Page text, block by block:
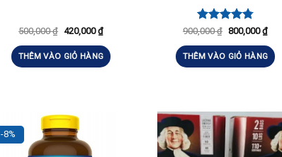
500,000₫ 420,000₫
THÊM VÀO GIỎ HÀNG
Được xếp
5 sao
900,000₫ 800,000₫
THÊM VÀO GIỎ HÀNG
-8%